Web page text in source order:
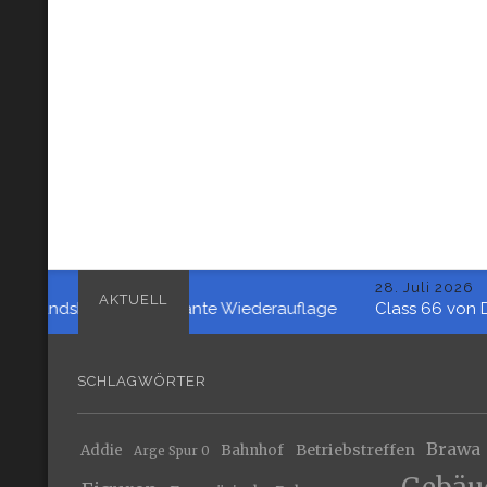
AKTUELL
– geplante Wiederauflage
28. Juli 2026
Class 66 von Dapol
SCHLAGWÖRTER
Addie Arge Spur 0 Bahnhof Betriebstreffen Brawa